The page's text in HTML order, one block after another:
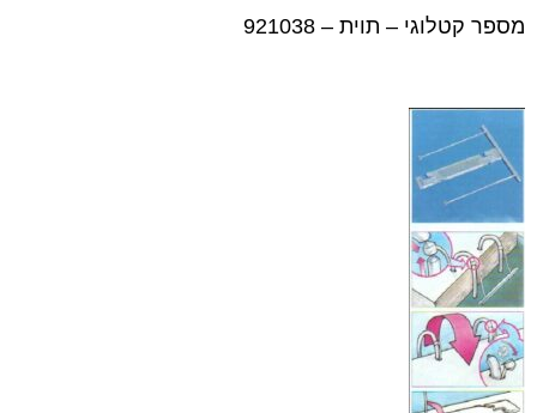
מספר קטלוגי – תוית – 921038